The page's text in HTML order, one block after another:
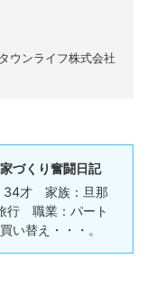
ウンライフ株式会社
づくり奮闘日記
34才 家族：旦那
行 職業：パート
い替え・・・。